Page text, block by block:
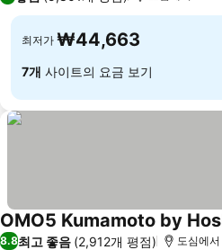
최저가 ₩44,663
7개 사이트의 요금 보기
OMO5 Kumamoto by
8.8최고 좋음 (2,912개 평점) 도심에